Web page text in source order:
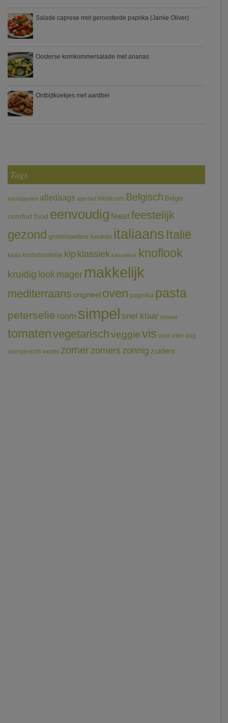
Salade caprese met geroosterde paprika (Jamie Oliver)
Oosterse komkommersalade met ananas
Ontbijtkoekjes met aardbei
Tags
aardappelen alledaags aperitief basilicum Belgisch België
comfort food eenvoudig feestfeestelijk
gezond grootmoeders keuken italiaans Italië
kaas kindvriendelijk kip klassiek klassieker knoflook
kruidig look mager makkelijk
mediterraans origineel oven paprika pasta
peterselie room simpel snel klaar tomaat
tomatenvegetarischveggievis voor elke dag
voorgerecht wortel zomerzomerszonnig zuiders